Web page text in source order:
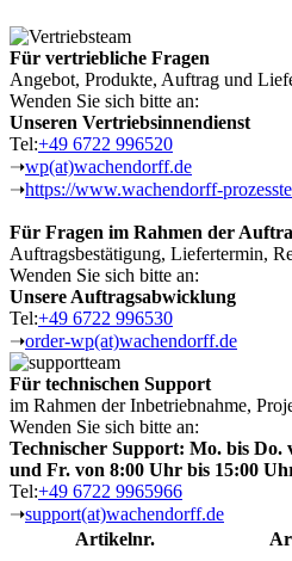
Für vertriebliche Fragen
Angebot, Produkte, Auftrag und
Wenden Sie sich bitte an:
Unseren Vertriebsinnendienst
Tel:+49 6722 996520
➝wp(at)wachendorff.de
➝https://www.wachendorff-
Für Fragen im Rahmen der
Auftragsbestätigung, Liefertermin,
Wenden Sie sich bitte an:
Unsere Auftragsabwicklung
Tel:+49 6722 996530
➝order-wp(at)wachendorff.de
Für technischen Support
im Rahmen der Inbetriebnahme,
Wenden Sie sich bitte an:
Technischer Support: Mo. bis Do.
und Fr. von 8:00 Uhr bis 15:00
Tel:+49 6722 9965966
➝support(at)wachendorff.de
Artikelnr.